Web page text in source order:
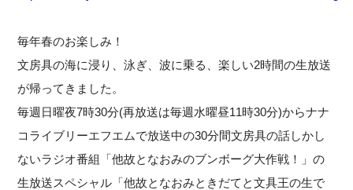
毎年春のお楽しみ！
文房具の海に浸り、泳ぎ、波に乗る、楽しい2時間の生放送
が帰ってきました。
毎週日曜夜7時30分(再放送は毎週水曜昼11時30分)からナナ
コライブリーエフエムで放送中の30分間文房具の話しかし
ないラジオ番組「他故となおみのブンボーグ大作戦！」の
生放送スペシャル「他故となおみときだてと文具王の生で